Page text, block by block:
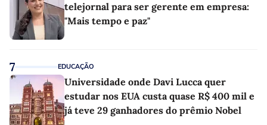
telejornal para ser gerente em empresa:
"Mais tempo e paz"
7 EDUCAÇÃO
Universidade onde Davi Lucca quer
estudar nos EUA custa quase R$ 400 mil e
já teve 29 ganhadores do prêmio Nobel